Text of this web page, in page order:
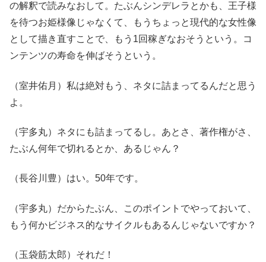
の解釈で読みなおして。たぶんシンデレラとかも、王子様
を待つお姫様像じゃなくて、もうちょっと現代的な女性像
として描き直すことで、もう1回稼ぎなおそうという。コ
ンテンツの寿命を伸ばそうという。
（室井佑月）私は絶対もう、ネタに詰まってるんだと思う
よ。
（宇多丸）ネタにも詰まってるし。あとさ、著作権がさ、
たぶん何年で切れるとか、あるじゃん？
（長谷川豊）はい。50年です。
（宇多丸）だからたぶん、このポイントでやっておいて、
もう何かビジネス的なサイクルもあるんじゃないですか？
（玉袋筋太郎）それだ！